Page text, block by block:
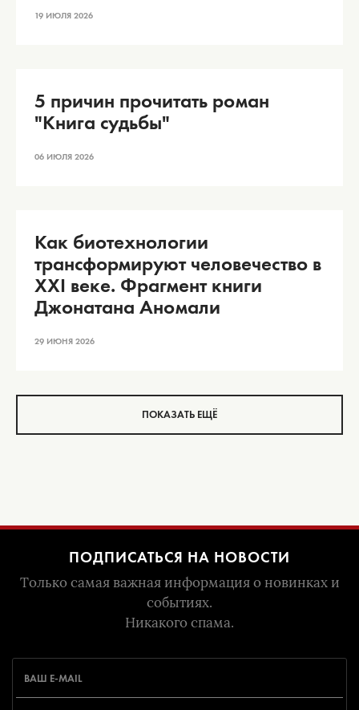
19 ИЮЛЯ 2026
5 причин прочитать роман
"Книга судьбы"
06 ИЮЛЯ 2026
Как биотехнологии
трансформируют человечество в
XXI веке. Фрагмент книги
Джонатана Аномали
29 ИЮНЯ 2026
ПОКАЗАТЬ ЕЩЁ
ПОДПИСАТЬСЯ НА НОВОСТИ
Только самая важная информация о новинках и
событиях.
Никакого спама.